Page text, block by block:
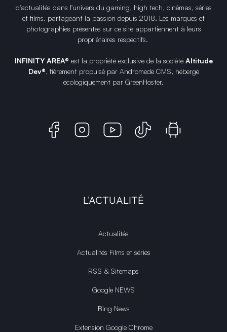
d'actualités dans l'univers du gaming, high tech, cinémas, séries
et films, partageant la passion depuis 2018. Les marques et
photographies présentes sur ce site appartiennent à leurs
propriétaires respectifs.
INFINITY AREA® est la propriété exclusive de la société Altitude
Dev®, fièrement propulsé par Andromede CMS, hébergé
écologiquement par GreenHoster.
L'ACTUALITÉ
Actualités
Actualités Films et séries
RSS & Sitemaps
Google NEWS
Bing News
Extension Google Chrome